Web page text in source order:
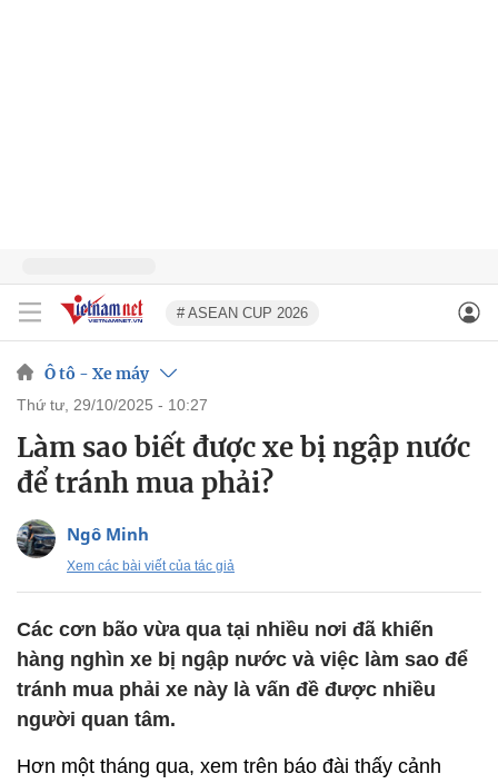
# ASEAN CUP 2026
Ô tô - Xe máy
thứ tư, 29/10/2025 - 10:27
Làm sao biết được xe bị ngập nước
để tránh mua phải?
Ngô Minh
Xem các bài viết của tác giả
Các cơn bão vừa qua tại nhiều nơi đã khiến
hàng nghìn xe bị ngập nước và việc làm sao để
tránh mua phải xe này là vấn đề được nhiều
người quan tâm.
Hơn một tháng qua, xem trên báo đài thấy cảnh